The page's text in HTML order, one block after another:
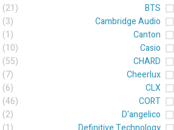
BTS
(21)
Cambridge Audio
(3)
Canton
(1)
Casio
(10)
CHARD
(55)
Cheerlux
(7)
CLX
(6)
CORT
(46)
D'angelico
(2)